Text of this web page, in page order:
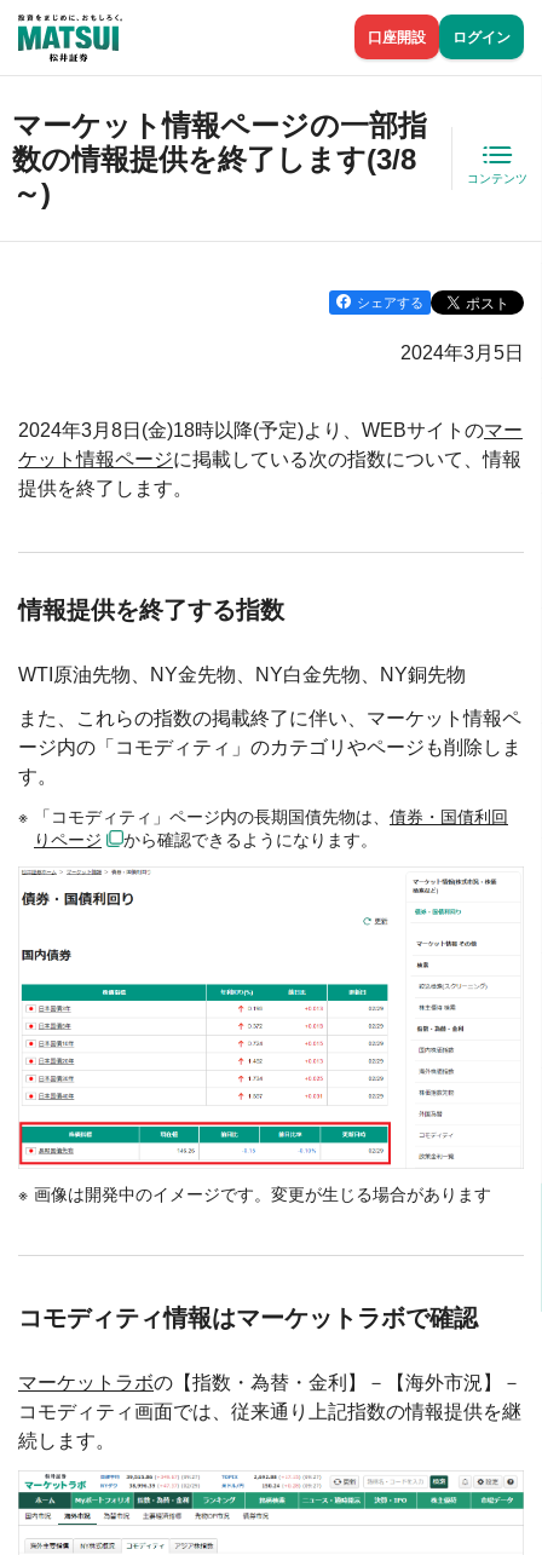
口座開設 ログイン
マーケット情報ページの一部指
数の情報提供を終了します(3/8
～)
コンテンツ
シェアする
2024年3月5日
2024年3月8日(金)18時以降(予定)より、WEBサイトのマー
ケット情報ページに掲載している次の指数について、情報
提供を終了します。
情報提供を終了する指数
WTI原油先物、NY金先物、NY白金先物、NY銅先物
また、これらの指数の掲載終了に伴い、マーケット情報ペ
ージ内の「コモディティ」のカテゴリやページも削除しま
す。
「コモディティ」ページ内の長期国債先物は、 債券・国債利回
りページ
から確認できるようになります。
画像は開発中のイメージです。変更が生じる場合があります
コモディティ情報はマーケットラボで確認
マーケットラボの【指数・為替・金利】－【海外市況】－
コモディティ画面では、従来通り上記指数の情報提供を継
続します。